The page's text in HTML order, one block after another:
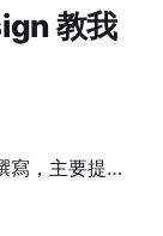
教我
，主要提供